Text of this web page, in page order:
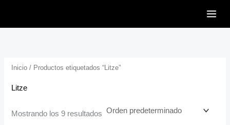
Inicio / Productos etiquetados “Litze”
Litze
Mostrando los 9 resultados